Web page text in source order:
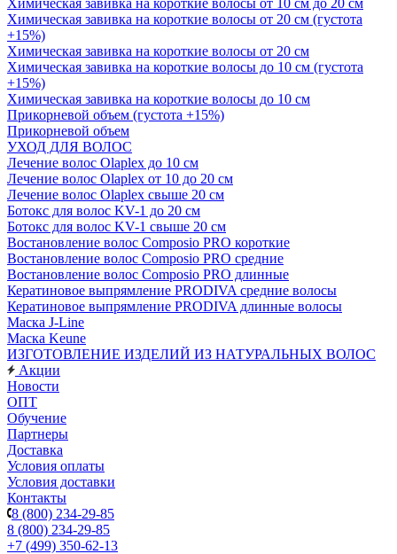
Химическая завивка на короткие волосы от 10 см до 20 см
Химическая завивка на короткие волосы от 20 см (густота
+15%)
Химическая завивка на короткие волосы от 20 см
Химическая завивка на короткие волосы до 10 см (густота
+15%)
Химическая завивка на короткие волосы до 10 см
Прикорневой объем (густота +15%)
Прикорневой объем
УХОД ДЛЯ ВОЛОС
Лечение волос Olapleх до 10 см
Лечение волос Olapleх от 10 до 20 см
Лечение волос Olapleх свыше 20 см
Ботокс для волос KV-1 до 20 см
Ботокс для волос KV-1 свыше 20 см
Востановление волос Composio PRO короткие
Востановление волос Composio PRO средние
Востановление волос Composio PRO длинные
Кератиновое выпрямление PRODIVA средние волосы
Кератиновое выпрямление PRODIVA длинные волосы
Маска J-Line
Маска Keune
ИЗГОТОВЛЕНИЕ ИЗДЕЛИЙ ИЗ НАТУРАЛЬНЫХ ВОЛОС
Акции
Новости
ОПТ
Обучение
Партнеры
Доставка
Условия оплаты
Условия доставки
Контакты
8 (800) 234-29-85
8 (800) 234-29-85
+7 (499) 350-62-13